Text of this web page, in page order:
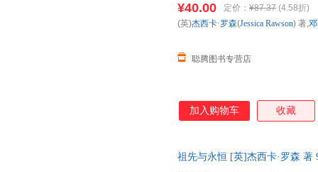
办“盛世华章——康、雍、乾三
三朝盛世和丰富艺术内涵。在
¥40.00 定价： ¥87.37 (4.58折)
聪腾图书专营店
(英)杰西卡·罗森(Jessica Rawson) 著,
加入购物车 收藏
祖先与永恒 [英]杰西卡·罗森 著